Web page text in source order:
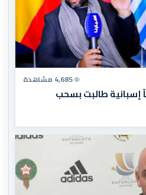
4,685 مشاهدة
إسبانية طالبت بسحب